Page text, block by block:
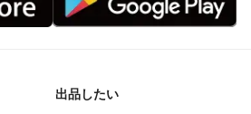
出品したい